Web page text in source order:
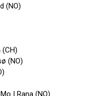
(NO)
(NO)
I Rana (NO)